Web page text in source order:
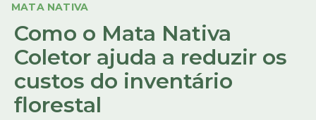
MATA NATIVA
Como o Mata Nativa
Coletor ajuda a reduzir os
custos do inventário
florestal